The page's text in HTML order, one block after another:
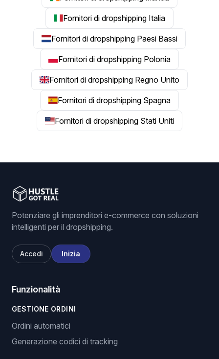
Fornitori di dropshipping Italia
Fornitori di dropshipping Paesi Bassi
Fornitori di dropshipping Polonia
Fornitori di dropshipping Regno Unito
Fornitori di dropshipping Spagna
Fornitori di dropshipping Stati Uniti
Potenziare gli imprenditori e-commerce con soluzioni
intelligenti per il dropshipping.
Accedi Inizia
Funzionalità
GESTIONE ORDINI
Ordini automatici
Generazione codici di tracking